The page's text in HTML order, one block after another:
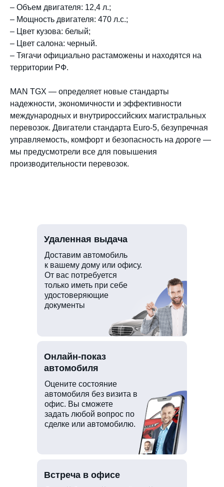
– Объем двигателя: 12,4 л.;
– Мощность двигателя: 470 л.с.;
– Цвет кузова: белый;
– Цвет салона: черный.
– Тягачи официально растаможены и находятся на
территории РФ.
MAN TGX — определяет новые стандарты
надежности, экономичности и эффективности
международных и внутрироссийских магистральных
перевозок. Двигатели стандарта Euro-5, безупречная
управляемость, комфорт и безопасность на дороге —
мы предусмотрели все для повышения
производительности перевозок.
Доставим автомобиль
к вашему дому или офису.
От вас потребуется
только иметь при себе
удостоверяющие
документы
Оцените состояние
автомобиля без визита в
офис. Вы сможете
задать любой вопрос по
сделке или автомобилю.
Удаленная выдача
Онлайн-показ
автомобиля
Встреча в офисе